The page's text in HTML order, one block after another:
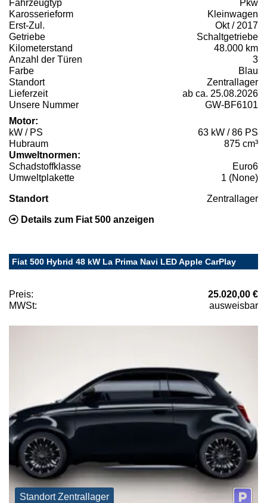
Fahrzeugtyp
Pkw
Karosserieform
Kleinwagen
Erst-Zul.
Okt / 2017
Getriebe
Schaltgetriebe
Kilometerstand
48.000 km
Anzahl der Türen
3
Farbe
Blau
Standort
Zentrallager
Lieferzeit
ab ca. 25.08.2026
Unsere Nummer
GW-BF6101
Motor:
kW / PS
63 kW / 86 PS
Hubraum
875 cm³
Umweltnormen:
Schadstoffklasse
Euro6
Umweltplakette
1 (None)
Standort Zentrallager
Details zum Fiat 500 anzeigen
Fiat 500 Hybrid 48 kW La Prima Navi LED Apple CarPlay
Preis:
25.020,00 €
MWSt:
ausweisbar
Standort Zentrallager